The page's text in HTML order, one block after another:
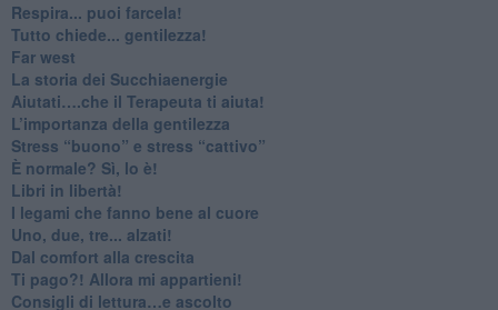
​Respira... puoi farcela!
​Tutto chiede... gentilezza!
​Far west
​La storia dei Succhiaenergie
​Aiutati….che il Terapeuta ti aiuta!
​L’importanza della gentilezza
​Stress “buono” e stress “cattivo”
​È normale? Sì, lo è!
​Libri in libertà!
​I legami che fanno bene al cuore
Uno, due, tre... alzati!​
​Dal comfort alla crescita
​Ti pago?! Allora mi appartieni!​
​Consigli di lettura…e ascolto